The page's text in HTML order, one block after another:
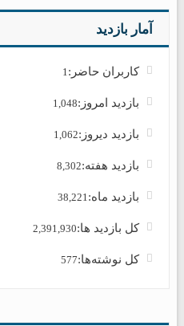
آمار بازدید
کاربران حاضر: 1
بازدید امروز:1,048
بازدید دیروز:1,062
بازدید هفته:8,302
بازدید ماه: 38,221
کل بازدید ها:2,391,930
کل نوشته‌ها:577